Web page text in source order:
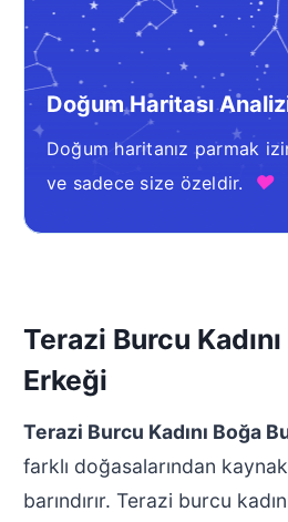
Doğum Haritası
Doğum haritanız parmak
ve sadece size özeldir.
♥
Terazi Burcu
Erkeği
Terazi Burcu Kadını Boğa
farklı doğasalarından
barındırır. Terazi burcu